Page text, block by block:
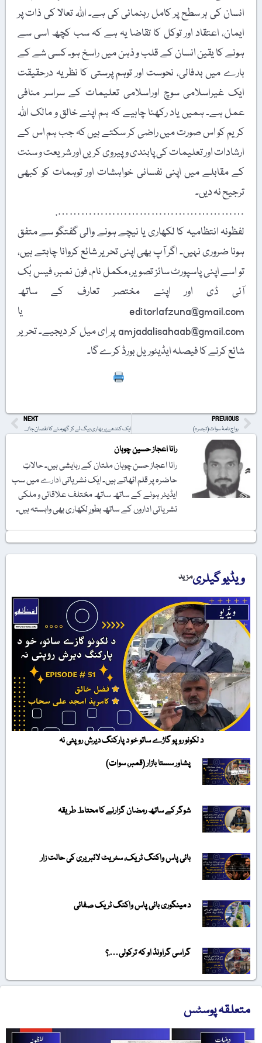
انسان کی ہر سطح پر کامل رہنمائی کی ہے۔ اللہ تعالا کی ذات پر
ایمان، اعتقاد اور توکل کا تقاضا یہ ہے کہ سب کچھ اسی سے
ہونے کا یقین انسان کے قلب و ذہن میں راسخ ہو۔ کسی شے کے
بارے میں بدفالی، نحوست اور توہم پرستی کا نظریہ درحقیقت
ایک غیراسلامی سوچ اوراسلامی تعلیمات کے سراسر منافی
عمل ہے۔ ہمیں یاد رکھنا چاہیے کہ ہم اپنے خالق و مالک اﷲ
کریم کو اس صورت میں راضی کر سکتے ہیں کہ جب ہم اس کے
ارشادات اور تعلیمات کی پابندی و پیروی کریں اور شریعت و سنت
کے مقابلے میں اپنی نفسانی خواہشات اور توہمات کو کبھی
ترجیح نہ دیں۔
………………………………………….
لفظونہ انتظامیہ کا لکھاری یا نیچے ہونے والی گفتگو سے متفق
ہونا ضروری نہیں۔ اگر آپ بھی اپنی تحریر شائع کروانا چاہتے ہیں،
تو اسے اپنی پاسپورٹ سائز تصویر، مکمل نام، فون نمبر، فیس بُک
آئی ڈی اور اپنے مختصر تعارف کے ساتھ
editorlafzuna@gmail.com یا
amjadalisahaab@gmail.com پر اِی میل کر دیجیے۔ تحریر
شائع کرنے کا فیصلہ ایڈیٹوریل بورڈ کرے گا۔
PREVIOUS
رواج نامۂ سوات (تبصرہ)
NEXT
ایک کندھے پر بھاری بیگ لے کر گھومنے کا نقصان جانیے
رانا اعجاز حسین چوہان
رانا اعجاز حسن چوہان ملتان کے رہایشی ہیں۔ حالاتِ
حاضرہ پر قلم اٹھاتے ہیں۔ ایک نشریاتی ادارے میں سب
ایڈیٹر ہونے کے ساتھ ساتھ مختلف علاقائی و ملکی
نشریاتی اداروں کے ساتھ بطورِ لکھاری بھی وابستہ ہیں۔
ویڈیو گیلریمزید
د لکونو روپو گاڑے ساتو خو د پارکنگ دیرش روپئی نہ
پشاور سستا بازار (قمبر، سوات)
شوگر کے ساتھ رمضان گزارنے کا محتاط طریقہ
بائی پاس واکنگ ٹریک، سٹریٹ لائبریری کی حالت زار
د مینگوری بائی پاس واکنگ ٹریک صفائی
گراسی گراونڈ او کہ ترکولی….؟
متعلقہ پوسٹس